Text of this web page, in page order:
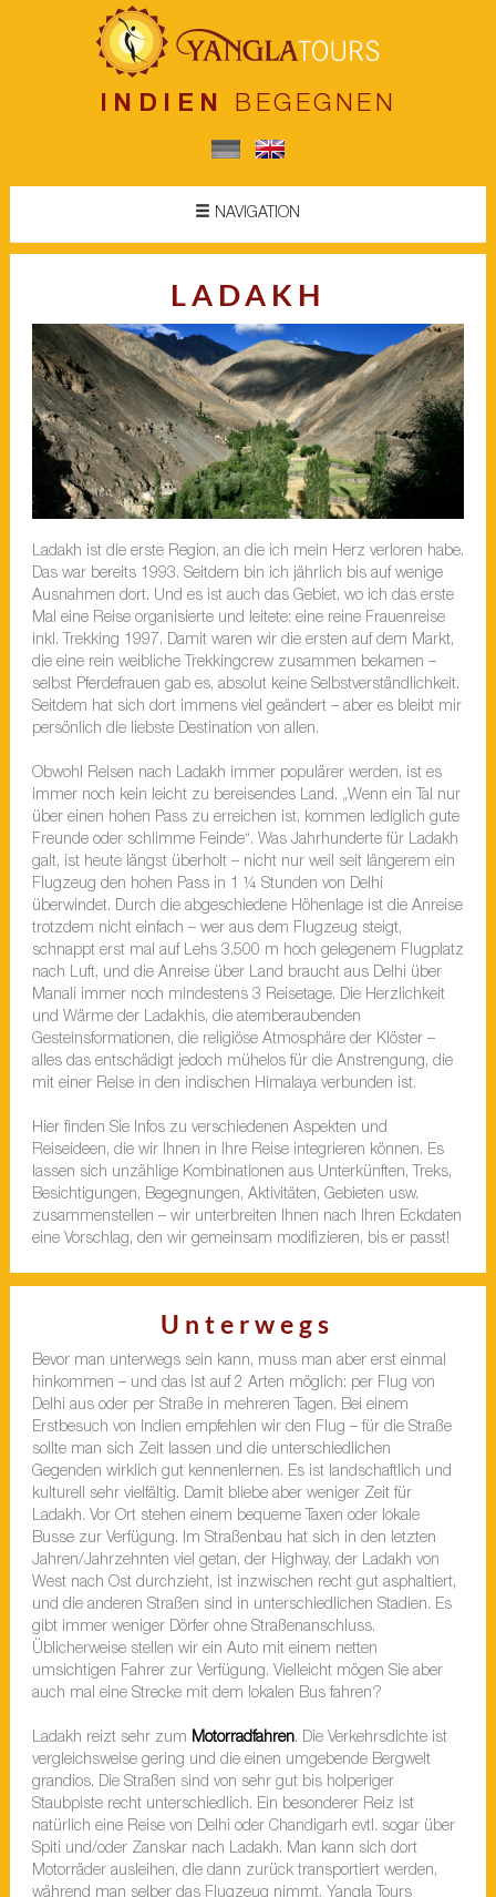
INDIEN BEGEGNEN
NAVIGATION
LADAKH
Ladakh ist die erste Region, an die ich mein Herz verloren habe.
Das war bereits 1993. Seitdem bin ich jährlich bis auf wenige
Ausnahmen dort. Und es ist auch das Gebiet, wo ich das erste
Mal eine Reise organisierte und leitete: eine reine Frauenreise
inkl. Trekking 1997. Damit waren wir die ersten auf dem Markt,
die eine rein weibliche Trekkingcrew zusammen bekamen –
selbst Pferdefrauen gab es, absolut keine Selbstverständlichkeit.
Seitdem hat sich dort immens viel geändert – aber es bleibt mir
persönlich die liebste Destination von allen.
Obwohl Reisen nach Ladakh immer populärer werden, ist es
immer noch kein leicht zu bereisendes Land. „Wenn ein Tal nur
über einen hohen Pass zu erreichen ist, kommen lediglich gute
Freunde oder schlimme Feinde“. Was Jahrhunderte für Ladakh
galt, ist heute längst überholt – nicht nur weil seit längerem ein
Flugzeug den hohen Pass in 1 ¼ Stunden von Delhi
überwindet. Durch die abgeschiedene Höhenlage ist die Anreise
trotzdem nicht einfach – wer aus dem Flugzeug steigt,
schnappt erst mal auf Lehs 3.500 m hoch gelegenem Flugplatz
nach Luft, und die Anreise über Land braucht aus Delhi über
Manali immer noch mindestens 3 Reisetage. Die Herzlichkeit
und Wärme der Ladakhis, die atemberaubenden
Gesteinsformationen, die religiöse Atmosphäre der Klöster –
alles das entschädigt jedoch mühelos für die Anstrengung, die
mit einer Reise in den indischen Himalaya verbunden ist.
Hier finden Sie Infos zu verschiedenen Aspekten und
Reiseideen, die wir Ihnen in Ihre Reise integrieren können. Es
lassen sich unzählige Kombinationen aus Unterkünften, Treks,
Besichtigungen, Begegnungen, Aktivitäten, Gebieten usw.
zusammenstellen – wir unterbreiten Ihnen nach Ihren Eckdaten
eine Vorschlag, den wir gemeinsam modifizieren, bis er passt!
Unterwegs
Bevor man unterwegs sein kann, muss man aber erst einmal
hinkommen – und das ist auf 2 Arten möglich: per Flug von
Delhi aus oder per Straße in mehreren Tagen. Bei einem
Erstbesuch von Indien empfehlen wir den Flug – für die Straße
sollte man sich Zeit lassen und die unterschiedlichen
Gegenden wirklich gut kennenlernen. Es ist landschaftlich und
kulturell sehr vielfältig. Damit bliebe aber weniger Zeit für
Ladakh. Vor Ort stehen einem bequeme Taxen oder lokale
Busse zur Verfügung. Im Straßenbau hat sich in den letzten
Jahren/Jahrzehnten viel getan, der Highway, der Ladakh von
West nach Ost durchzieht, ist inzwischen recht gut asphaltiert,
und die anderen Straßen sind in unterschiedlichen Stadien. Es
gibt immer weniger Dörfer ohne Straßenanschluss.
Üblicherweise stellen wir ein Auto mit einem netten
umsichtigen Fahrer zur Verfügung. Vielleicht mögen Sie aber
auch mal eine Strecke mit dem lokalen Bus fahren?
Ladakh reizt sehr zum Motorradfahren. Die Verkehrsdichte ist
vergleichsweise gering und die einen umgebende Bergwelt
grandios. Die Straßen sind von sehr gut bis holperiger
Staubpiste recht unterschiedlich. Ein besonderer Reiz ist
natürlich eine Reise von Delhi oder Chandigarh evtl. sogar über
Spiti und/oder Zanskar nach Ladakh. Man kann sich dort
Motorräder ausleihen, die dann zurück transportiert werden,
während man selber das Flugzeug nimmt. Yangla Tours